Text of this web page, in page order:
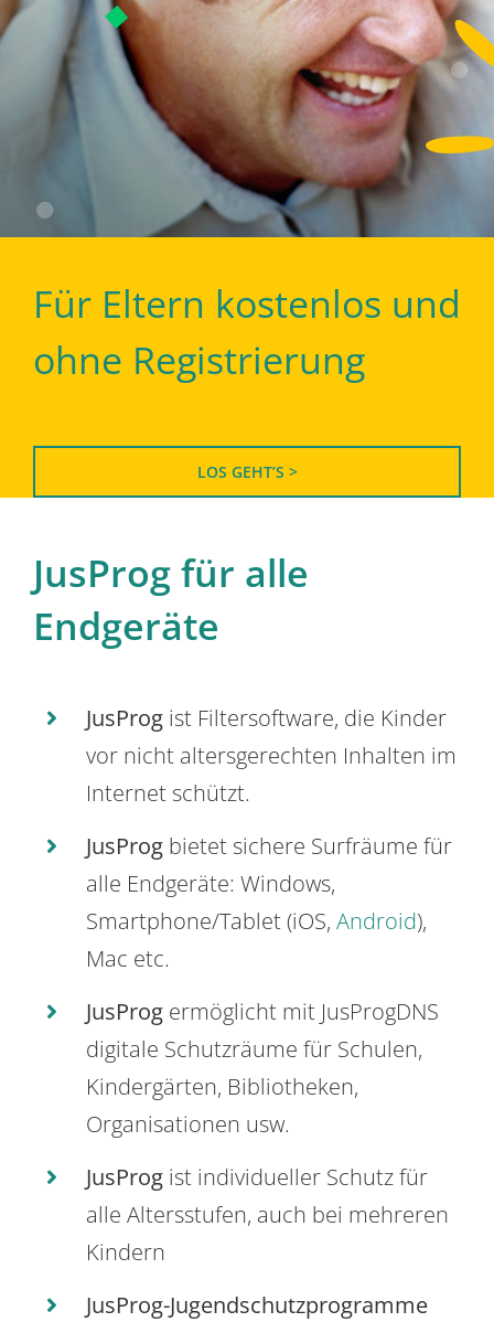
Für Eltern kostenlos und
ohne Registrierung
LOS GEHT’S >
JusProg für alle
Endgeräte
JusProg ist Filtersoftware, die Kinder
vor nicht altersgerechten Inhalten im
Internet schützt.
JusProg bietet sichere Surfräume für
alle Endgeräte: Windows,
Smartphone/Tablet (iOS, Android),
Mac etc.
JusProg ermöglicht mit JusProgDNS
digitale Schutzräume für Schulen,
Kindergärten, Bibliotheken,
Organisationen usw.
JusProg ist individueller Schutz für
alle Altersstufen, auch bei mehreren
Kindern
JusProg-Jugendschutzprogramme